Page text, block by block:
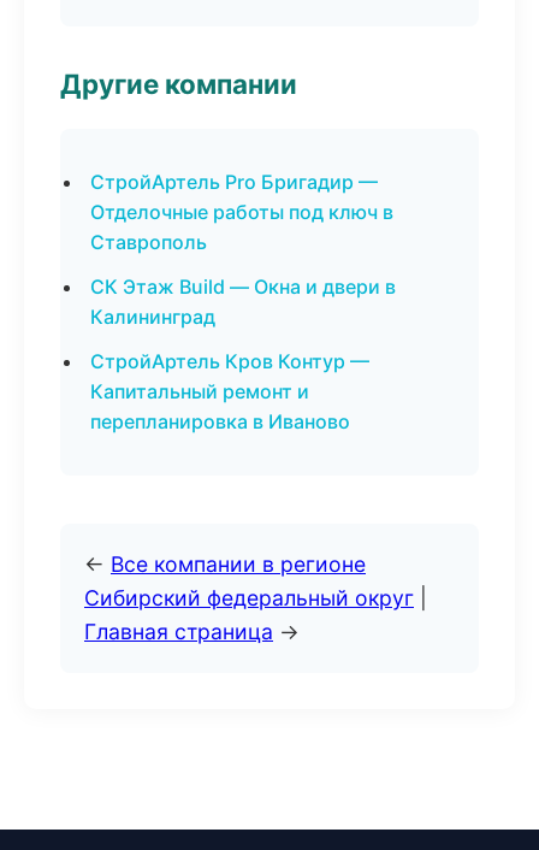
Другие компании
СтройАртель Pro Бригадир —
Отделочные работы под ключ в
Ставрополь
СК Этаж Build — Окна и двери в
Калининград
СтройАртель Кров Контур —
Капитальный ремонт и
перепланировка в Иваново
← Все компании в регионе
Сибирский федеральный округ
Главная страница →